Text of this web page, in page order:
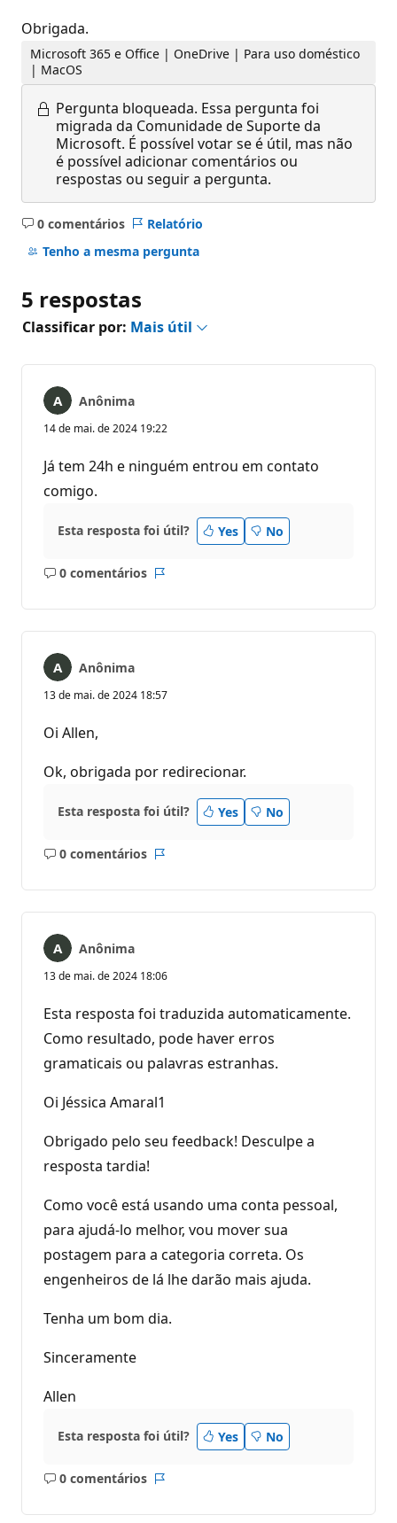
Obrigada.
Microsoft 365 e Office | OneDrive | Para uso doméstico
| MacOS
Pergunta bloqueada. Essa pergunta foi
migrada da Comunidade de Suporte da
Microsoft. É possível votar se é útil, mas não
é possível adicionar comentários ou
respostas ou seguir a pergunta.
0 comentários
Sem
comentários
Relatório
Tenho a mesma pergunta
5 respostas
Classificar por: Mais útil
Anônima
14 de mai. de 2024 19:22
Já tem 24h e ninguém entrou em contato
comigo.
Esta resposta foi útil? Yes No
0 comentários
Sem
Anônima
13 de mai. de 2024 18:57
Oi Allen,
Ok, obrigada por redirecionar.
Esta resposta foi útil? Yes No
0 comentários
Sem
Anônima
13 de mai. de 2024 18:06
Esta resposta foi traduzida automaticamente.
Como resultado, pode haver erros
gramaticais ou palavras estranhas.
Oi Jéssica Amaral1
Obrigado pelo seu feedback! Desculpe a
resposta tardia!
Como você está usando uma conta pessoal,
para ajudá-lo melhor, vou mover sua
postagem para a categoria correta. Os
engenheiros de lá lhe darão mais ajuda.
Tenha um bom dia.
Sinceramente
Allen
Esta resposta foi útil? Yes No
0 comentários
Sem